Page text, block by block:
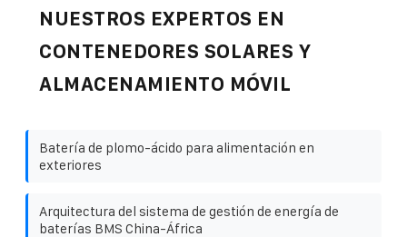
NUESTROS EXPERTOS EN
CONTENEDORES SOLARES Y
ALMACENAMIENTO MÓVIL
Batería de plomo-ácido para alimentación en
exteriores
Arquitectura del sistema de gestión de energía de
baterías BMS China-África